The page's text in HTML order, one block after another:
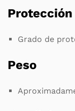
Protección
Grado de
Peso